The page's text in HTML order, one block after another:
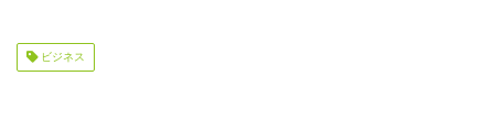
ビジネス